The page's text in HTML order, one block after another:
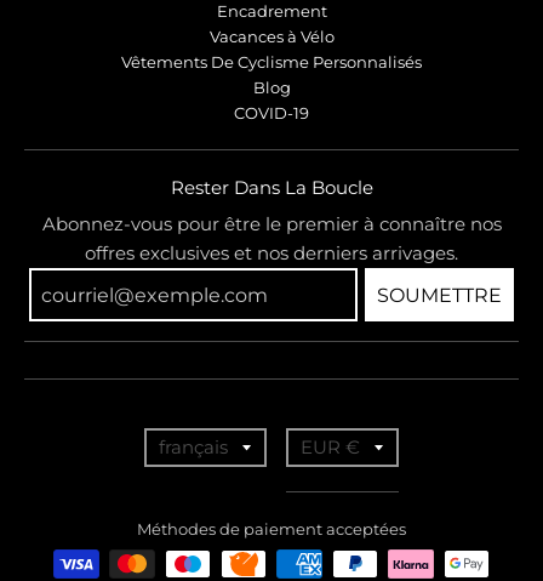
Encadrement
Vacances à Vélo
Vêtements De Cyclisme Personnalisés
Blog
COVID-19
Rester Dans La Boucle
Abonnez-vous pour être le premier à connaître nos
offres exclusives et nos derniers arrivages.
SOUMETTRE
a
n
français
n
EUR €
Méthodes de paiement acceptées